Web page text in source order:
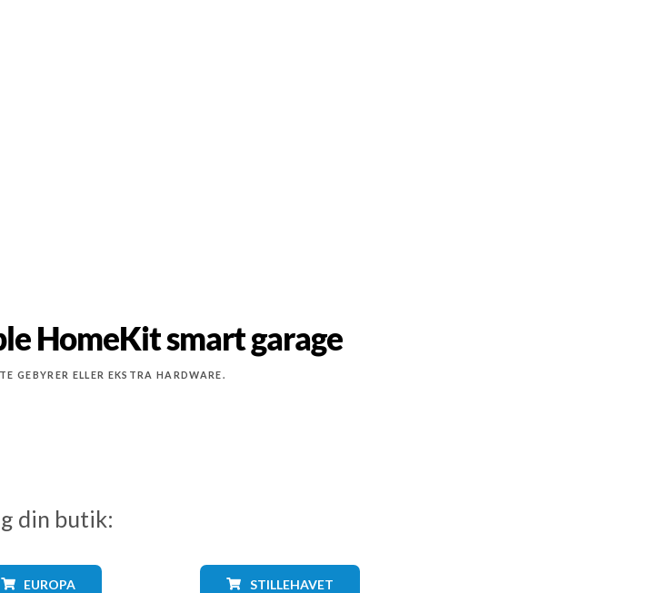
HomeKit smart garage
GEBYRER ELLER EKSTRA HARDWARE.
din butik:
EUROPA STILLEHAVET